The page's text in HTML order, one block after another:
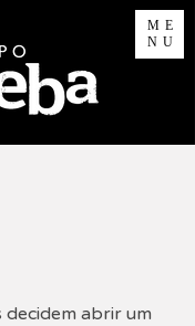
ME
NU
decidem abrir um